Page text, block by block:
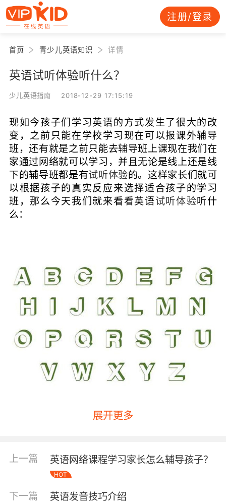
注册/登录
首页 青少儿英语知识 详情
英语试听体验听什么？
少儿英语指南 2018-12-29 17:15:19
现如今孩子们学习英语的方式发生了很大的改
变，之前只能在学校学习现在可以报课外辅导
班，还有就是之前只能去辅导班上课现在我们在
家通过网络就可以学习，并且无论是线上还是线
下的辅导班都是有试听体验的。这样家长们就可
以根据孩子的真实反应来选择适合孩子的学习
班，那么今天我们就来看看英语试听体验听什
么：
这不仅是家长们选择培训机构要考虑的问题，当
然也是各个英语培训机构之间竞争的“砝码”。但
是在此我要告诉大家的是并不是外教就是好的，
中教有中教的优势而外教有外教的特点，我们主
展开更多
上一篇 英语网络课程学习家长怎么辅导孩子？
HOT
下一篇 英语发音技巧介绍